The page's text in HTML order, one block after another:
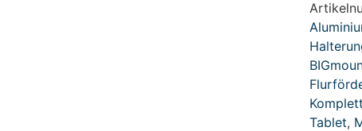
Tablet,